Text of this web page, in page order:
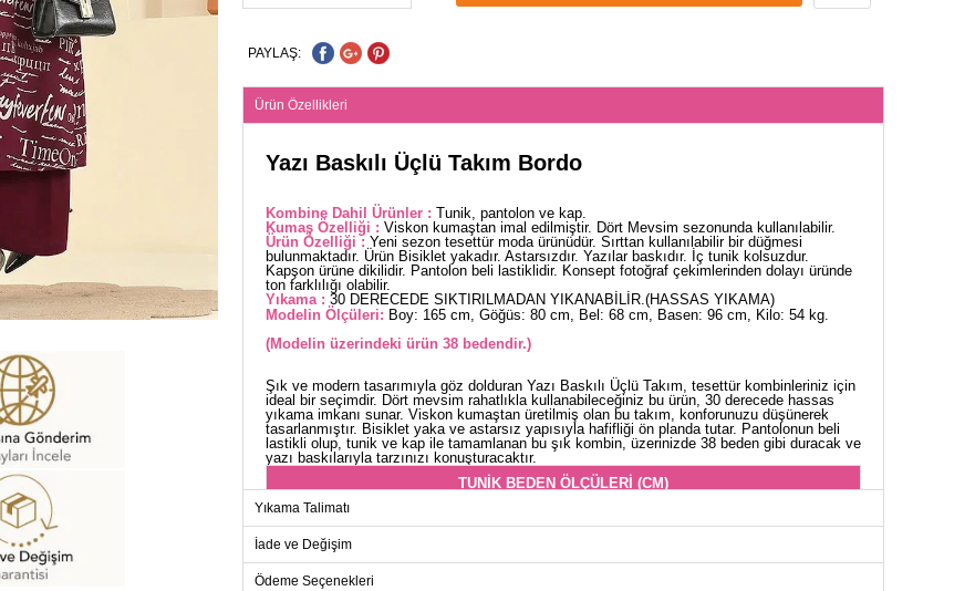
PAYLAŞ:
Ürün Özellikleri
Yazı Baskılı Üçlü Takım Bordo
Kombine Dahil Ürünler : Tunik, pantolon ve kap.
Kumaş Özelliği : Viskon kumaştan imal edilmiştir. Dört Mevsim sezonunda kullanılabilir.
Ürün Özelliği : Yeni sezon tesettür moda ürünüdür. Sırttan kullanılabilir bir düğmesi
bulunmaktadır. Ürün Bisiklet yakadır. Astarsızdır. Yazılar baskıdır. İç tunik kolsuzdur.
Kapşon ürüne dikilidir. Pantolon beli lastiklidir. Konsept fotoğraf çekimlerinden dolayı üründe
ton farklılığı olabilir.
Yıkama : 30 DERECEDE SIKTIRILMADAN YIKANABİLİR.(HASSAS YIKAMA)
Modelin Ölçüleri: Boy: 165 cm, Göğüs: 80 cm, Bel: 68 cm, Basen: 96 cm, Kilo: 54 kg.
(Modelin üzerindeki ürün 38 bedendir.)
Şık ve modern tasarımıyla göz dolduran Yazı Baskılı Üçlü Takım, tesettür kombinleriniz için
ideal bir seçimdir. Dört mevsim rahatlıkla kullanabileceğiniz bu ürün, 30 derecede hassas
yıkama imkanı sunar. Viskon kumaştan üretilmiş olan bu takım, konforunuzu düşünerek
tasarlanmıştır. Bisiklet yaka ve astarsız yapısıyla hafifliği ön planda tutar. Pantolonun beli
lastikli olup, tunik ve kap ile tamamlanan bu şık kombin, üzerinizde 38 beden gibi duracak ve
yazı baskılarıyla tarzınızı konuşturacaktır.
TUNİK BEDEN ÖLÇÜLERİ (CM)
Yıkama Talimatı
İade ve Değişim
Ödeme Seçenekleri